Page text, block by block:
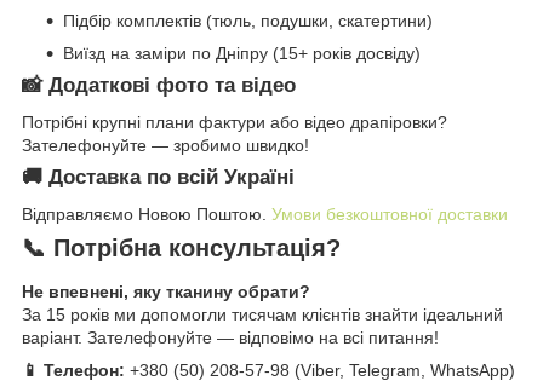
Підбір комплектів (тюль, подушки, скатертини)
Виїзд на заміри по Дніпру (15+ років досвіду)
📸 Додаткові фото та відео
Потрібні крупні плани фактури або відео драпіровки?
Зателефонуйте — зробимо швидко!
🚚 Доставка по всій Україні
Відправляємо Новою Поштою. Умови безкоштовної доставки
📞 Потрібна консультація?
Не впевнені, яку тканину обрати?
За 15 років ми допомогли тисячам клієнтів знайти ідеальний
варіант. Зателефонуйте — відповімо на всі питання!
📱 Телефон: +380 (50) 208-57-98 (Viber, Telegram, WhatsApp)